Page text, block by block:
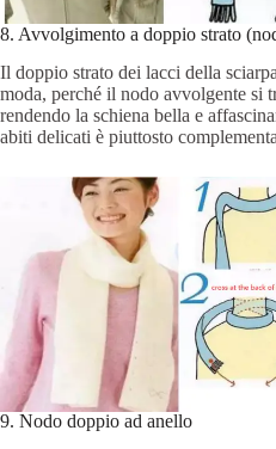
8. Avvolgimento a doppio strato
Il doppio strato dei lacci della
moda, perché il nodo avvolgente si
rendendo la schiena bella e
abiti delicati è piuttosto
9. Nodo doppio ad anello